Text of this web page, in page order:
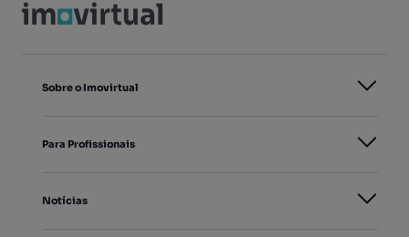
Sobre o Imovirtual
Para Profissionais
Notícias